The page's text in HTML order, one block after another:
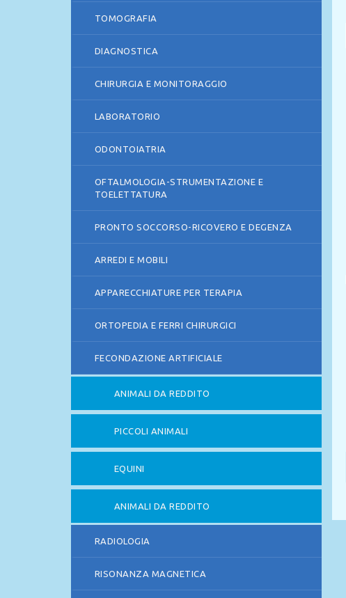
TOMOGRAFIA
DIAGNOSTICA
CHIRURGIA E MONITORAGGIO
LABORATORIO
ODONTOIATRIA
OFTALMOLOGIA-STRUMENTAZIONE E
TOELETTATURA
PRONTO SOCCORSO-RICOVERO E DEGENZA
ARREDI E MOBILI
APPARECCHIATURE PER TERAPIA
ORTOPEDIA E FERRI CHIRURGICI
FECONDAZIONE ARTIFICIALE
ANIMALI DA REDDITO
PICCOLI ANIMALI
EQUINI
ANIMALI DA REDDITO
RADIOLOGIA
RISONANZA MAGNETICA